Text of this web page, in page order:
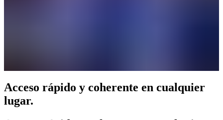
Acceso rápido y coherente en cualquier
lugar.